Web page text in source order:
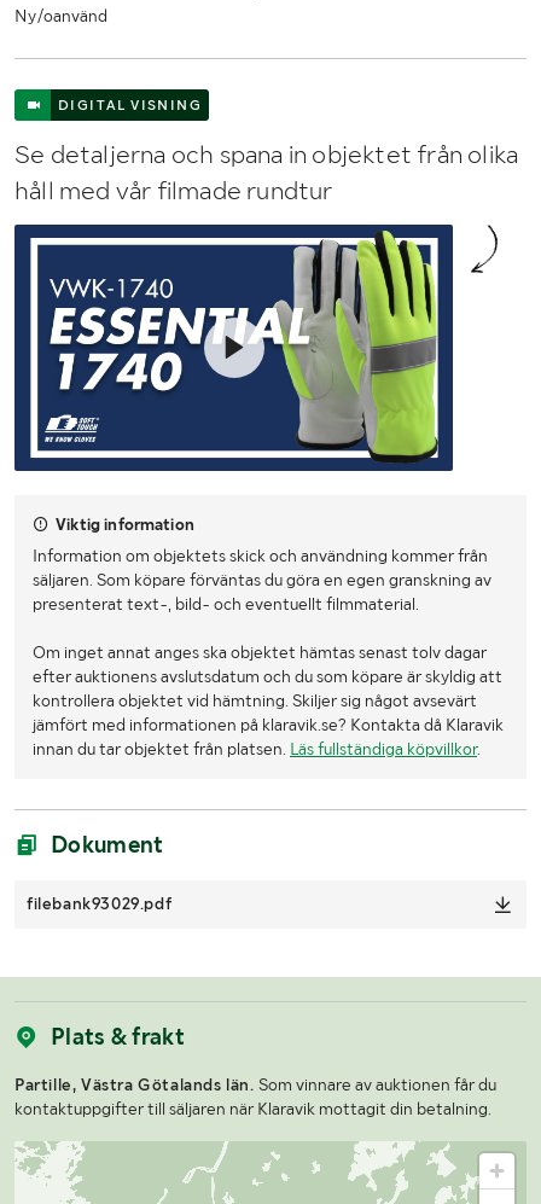
Ny/oanvänd
DIGITAL VISNING
Se detaljerna och spana in objektet från olika
håll med vår filmade rundtur
Viktig information
Information om objektets skick och användning kommer från
säljaren. Som köpare förväntas du göra en egen granskning av
presenterat text-, bild- och eventuellt filmmaterial.
Om inget annat anges ska objektet hämtas senast tolv dagar
efter auktionens avslutsdatum och du som köpare är skyldig att
kontrollera objektet vid hämtning. Skiljer sig något avsevärt
jämfört med informationen på klaravik.se? Kontakta då Klaravik
innan du tar objektet från platsen. Läs fullständiga köpvillkor.
Dokument
filebank93029.pdf
Plats & frakt
Partille, Västra Götalands län. Som vinnare av auktionen får du
kontaktuppgifter till säljaren när Klaravik mottagit din betalning.